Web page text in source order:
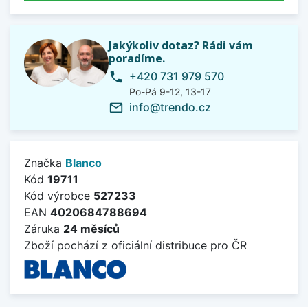
Jakýkoliv dotaz? Rádi vám
poradíme.
phone +420 731 979 570
Po-Pá 9-12, 13-17
mail_outline info@trendo.cz
Značka Blanco
Kód 19711
Kód výrobce 527233
EAN 4020684788694
Záruka 24 měsíců
Zboží pochází z oficiální distribuce pro ČR